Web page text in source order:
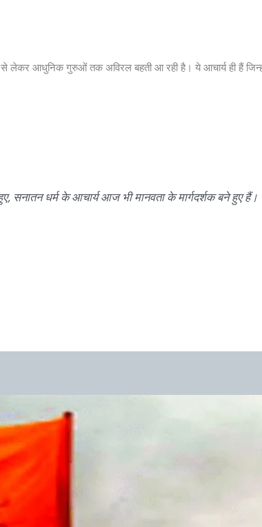
से लेकर आधुनिक गुरुओं तक अविरल बहती आ रही है। ये आचार्य ही हैं
सनातन धर्म के आचार्य आज भी मानवता के मार्गदर्शक बने हुए